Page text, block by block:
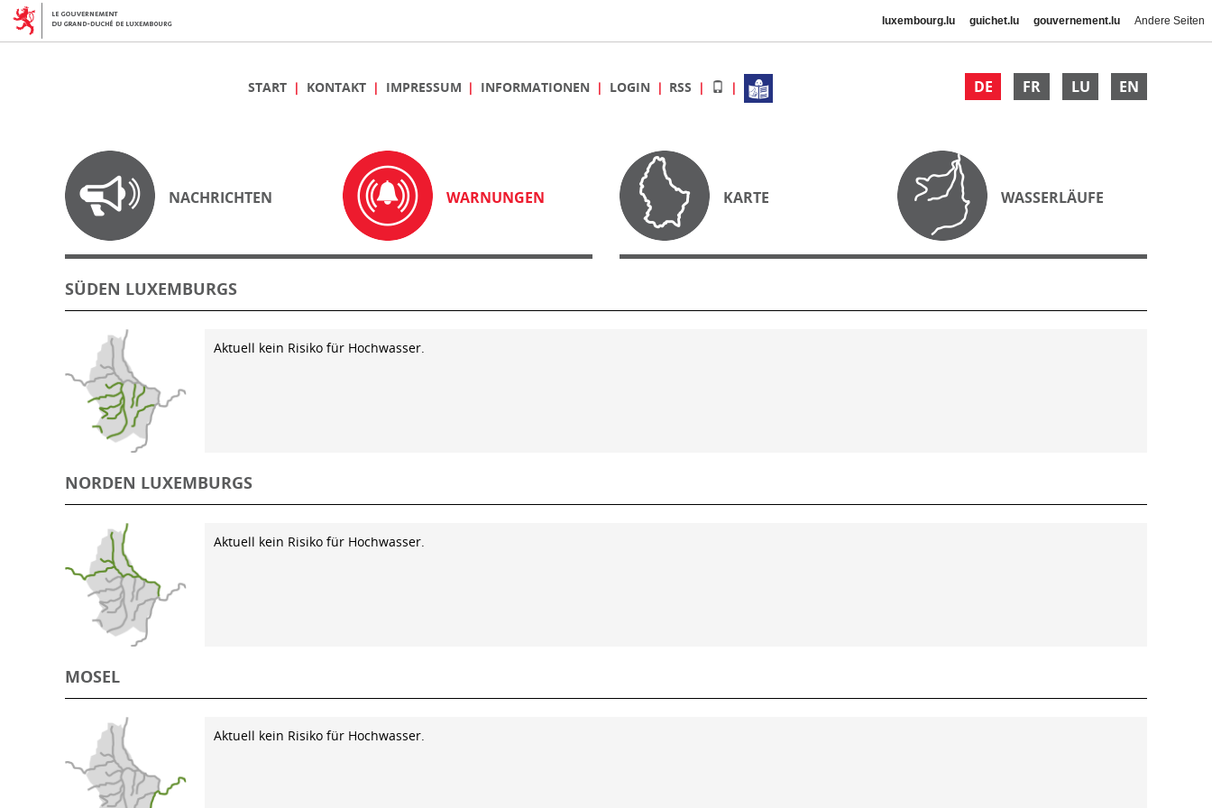
luxembourg.lu guichet.lu gouvernement.lu Andere Seiten
DE FR LU EN
START KONTAKT IMPRESSUM INFORMATIONEN LOGIN RSS
NACHRICHTEN WARNUNGEN KARTE WASSERLÄUFE
SÜDEN LUXEMBURGS
Aktuell kein Risiko für Hochwasser.
NORDEN LUXEMBURGS
Aktuell kein Risiko für Hochwasser.
MOSEL
Aktuell kein Risiko für Hochwasser.